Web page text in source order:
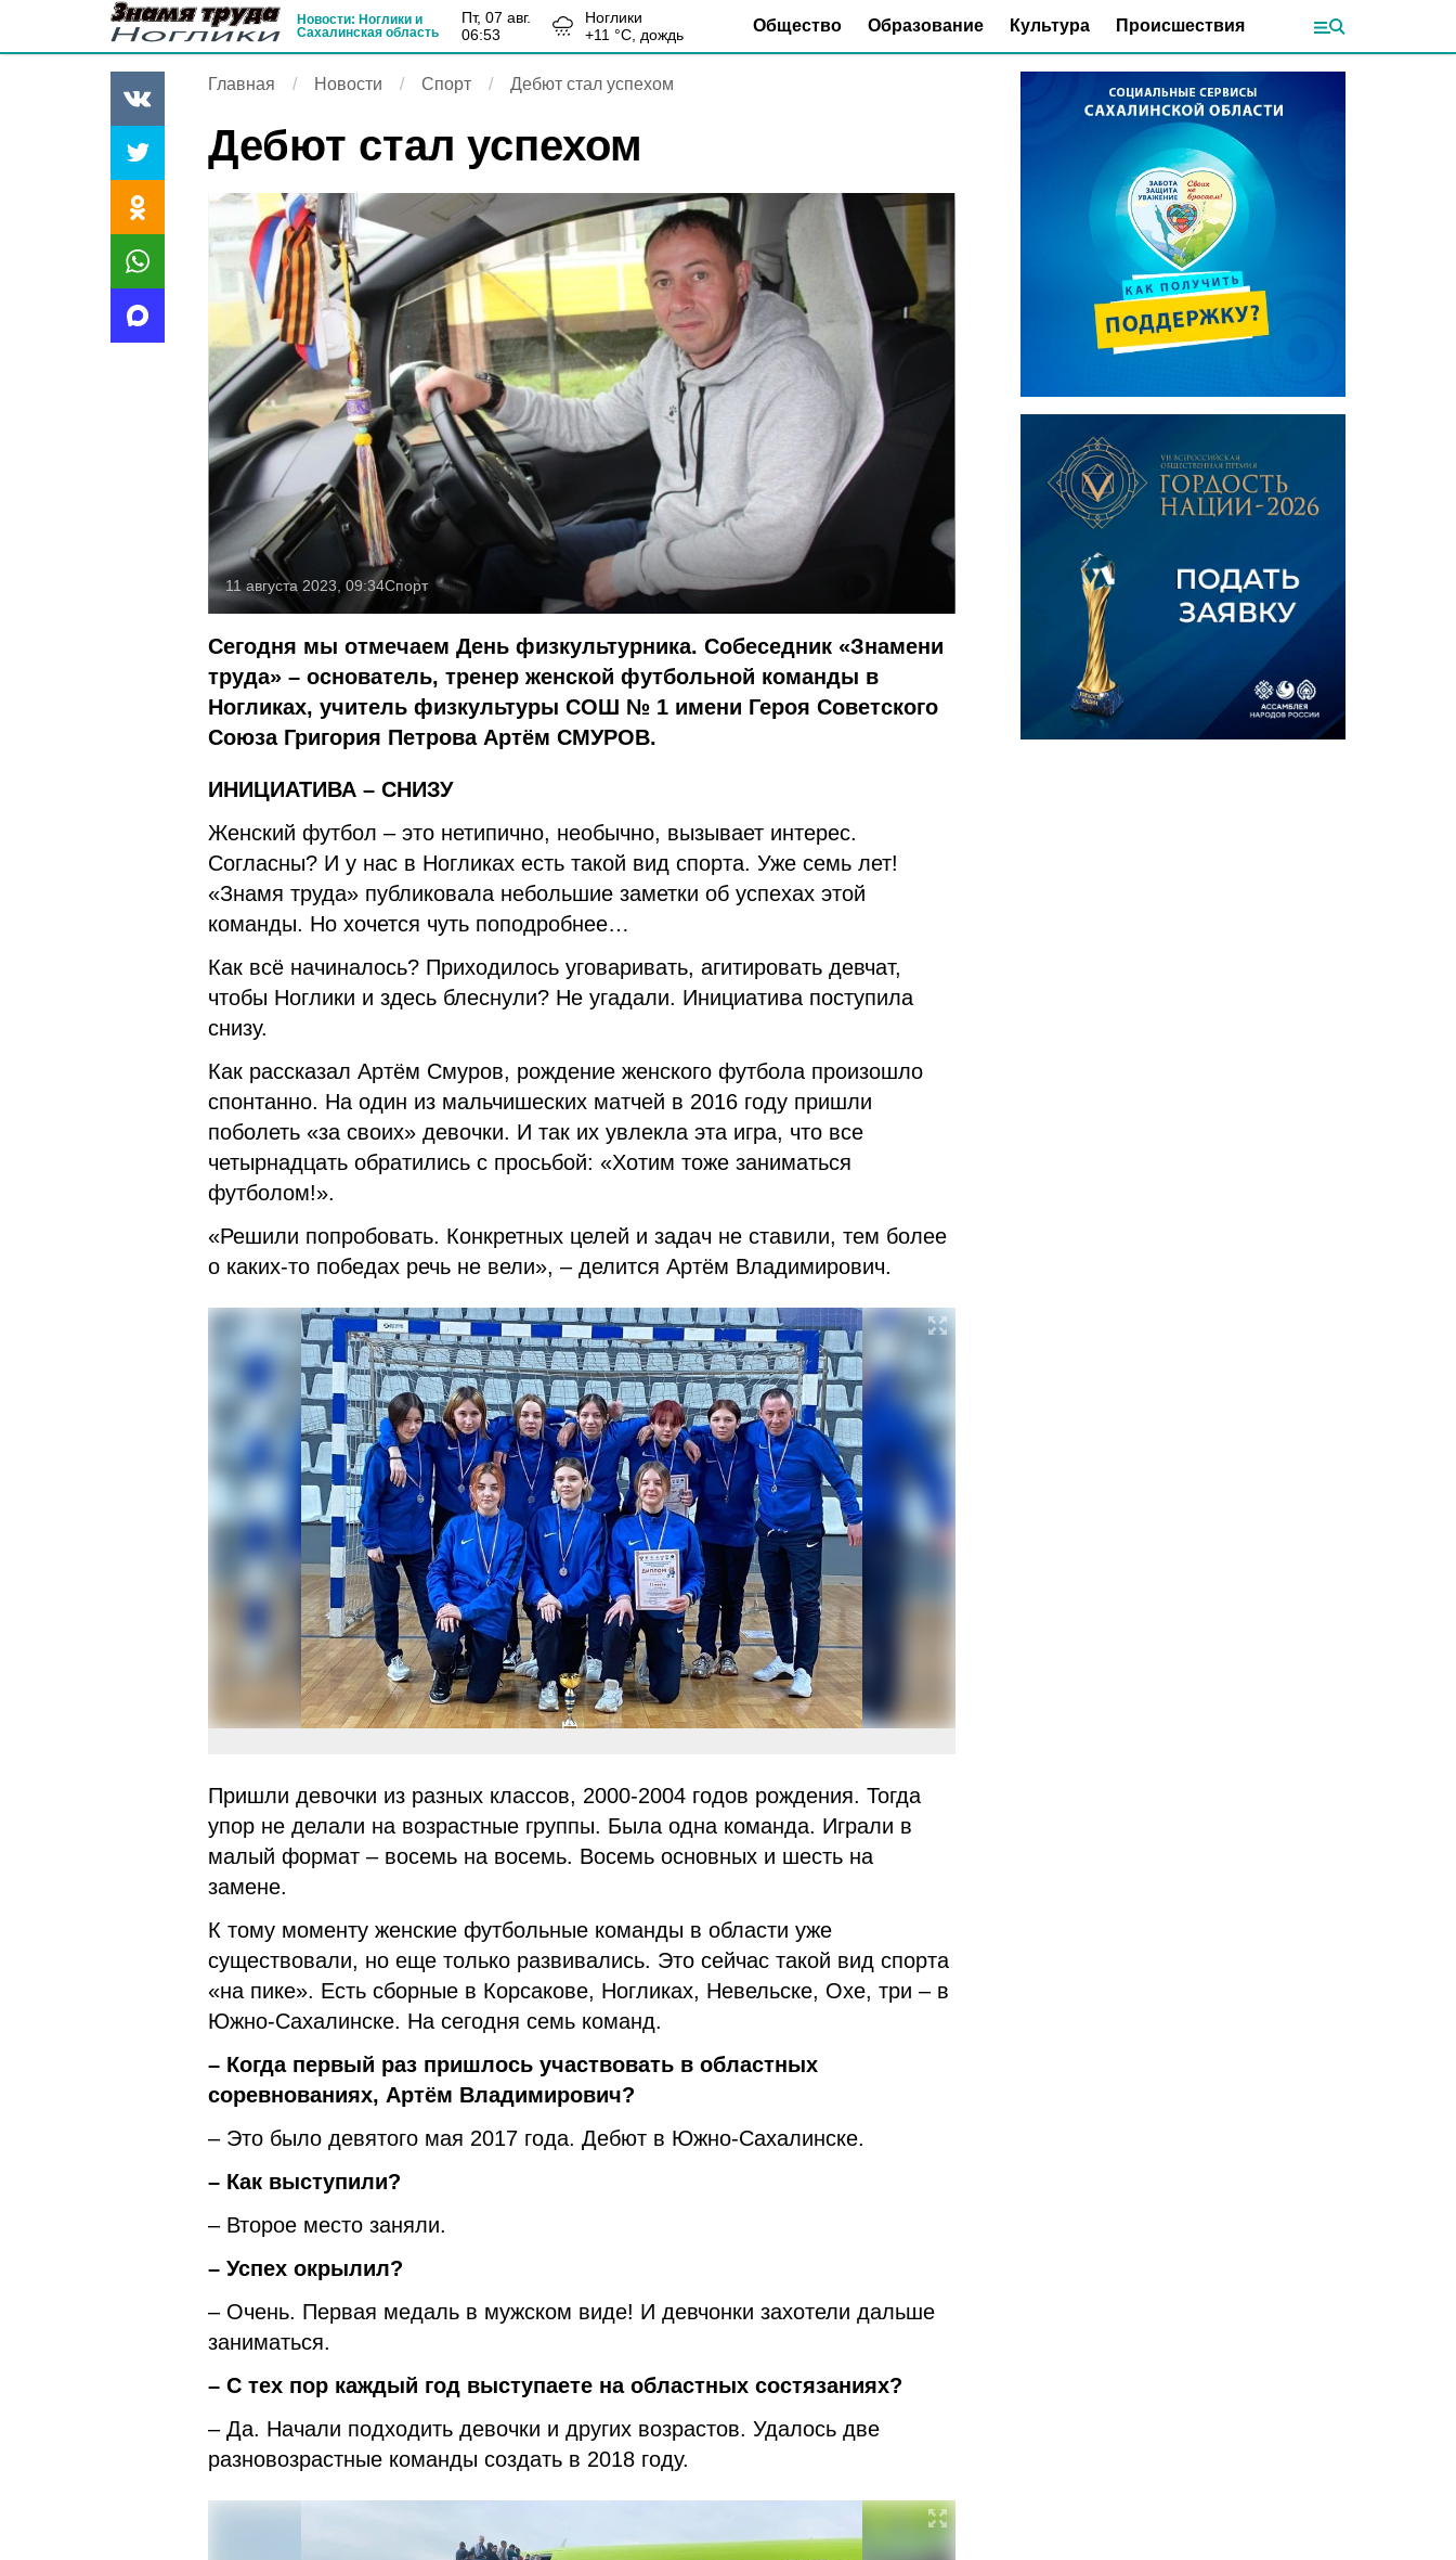
Новости: Ноглики и
Сахалинская область
пт, 07 авг.
06:53
Ноглики
+11 °С, дождь Общество Образование Культура Происшествия
Главная Новости Спорт Дебют стал успехом
Дебют стал успехом
11 августа 2023, 09:34Спорт
Сегодня мы отмечаем День физкультурника. Собеседник «Знамени
труда» – основатель, тренер женской футбольной команды в
Ногликах, учитель физкультуры СОШ № 1 имени Героя Советского
Союза Григория Петрова Артём СМУРОВ.
ИНИЦИАТИВА – СНИЗУ
Женский футбол – это нетипично, необычно, вызывает интерес.
Согласны? И у нас в Ногликах есть такой вид спорта. Уже семь лет!
«Знамя труда» публиковала небольшие заметки об успехах этой
команды. Но хочется чуть поподробнее…
Как всё начиналось? Приходилось уговаривать, агитировать девчат,
чтобы Ноглики и здесь блеснули? Не угадали. Инициатива поступила
снизу.
Как рассказал Артём Смуров, рождение женского футбола произошло
спонтанно. На один из мальчишеских матчей в 2016 году пришли
поболеть «за своих» девочки. И так их увлекла эта игра, что все
четырнадцать обратились с просьбой: «Хотим тоже заниматься
футболом!».
«Решили попробовать. Конкретных целей и задач не ставили, тем более
о каких-то победах речь не вели», – делится Артём Владимирович.
Пришли девочки из разных классов, 2000-2004 годов рождения. Тогда
упор не делали на возрастные группы. Была одна команда. Играли в
малый формат – восемь на восемь. Восемь основных и шесть на
замене.
К тому моменту женские футбольные команды в области уже
существовали, но еще только развивались. Это сейчас такой вид спорта
«на пике». Есть сборные в Корсакове, Ногликах, Невельске, Охе, три – в
Южно-Сахалинске. На сегодня семь команд.
– Когда первый раз пришлось участвовать в областных
соревнованиях, Артём Владимирович?
– Это было девятого мая 2017 года. Дебют в Южно-Сахалинске.
– Как выступили?
– Второе место заняли.
– Успех окрылил?
– Очень. Первая медаль в мужском виде! И девчонки захотели дальше
заниматься.
– С тех пор каждый год выступаете на областных состязаниях?
– Да. Начали подходить девочки и других возрастов. Удалось две
разновозрастные команды создать в 2018 году.